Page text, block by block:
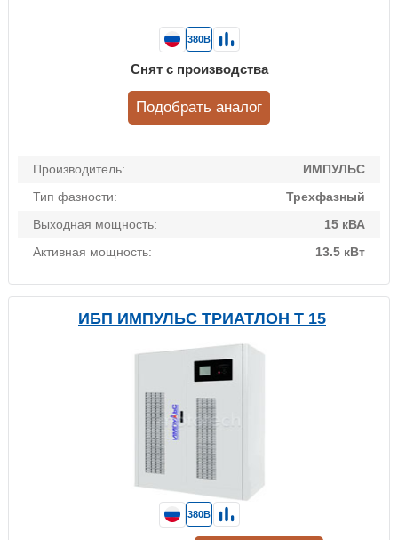
Производитель:
ИМПУЛЬС
Тип фазности:
Трехфазный
Выходная мощность:
15 кВА
Активная мощность:
13.5 кВт
380В
Снят с производства
Подобрать аналог
ИБП ИМПУЛЬС ТРИАТЛОН Т 15
380В